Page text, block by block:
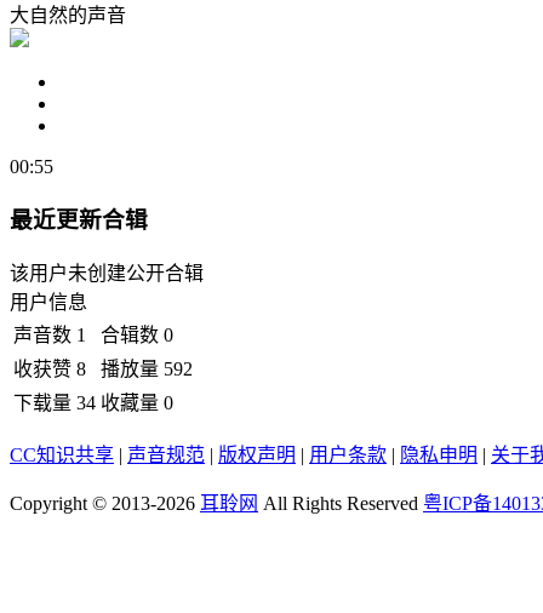
大自然的声音
00:55
最近更新合辑
该用户未创建公开合辑
用户信息
声音数 1 合辑数 0
收获赞 8 播放量 592
下载量 34 收藏量 0
CC知识共享 | 声音规范 | 版权声明 | 用户条款 | 隐私申明 | 关于
Copyright © 2013-2026 耳聆网 All Rights Reserved 粤ICP备